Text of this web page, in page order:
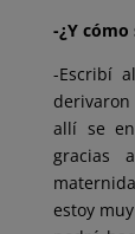
-¿Y cómo
-Escribí
derivaron
allí se
gracias
estoy